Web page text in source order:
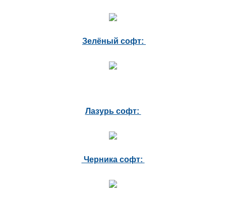
Зелёный софт:
Лазурь софт:
Черника софт: